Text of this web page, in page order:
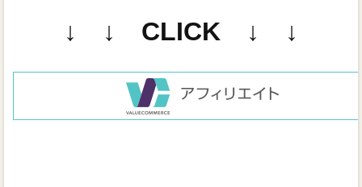
↓ ↓ CLICK ↓ ↓